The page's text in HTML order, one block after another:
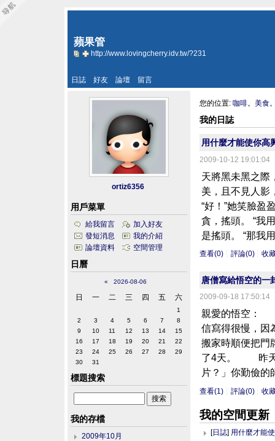
蘋果管
http://www.lovingcherry.idv.tw/?231
日誌 好友 論壇 留言
您的位置:咖啡。美食
我的日誌
用什麼才能使你高
2009-10-12 19:01:04
天將黑未黑之際
美，且不見人影
“好！”她笑臉盈
貪，搖頭。 “我
是搖頭。 “那我
查看(0) 評論(0) 收
唐僧寫給悟空的一
2009-09-18 17:50:14
親愛的悟空：
信寫得很慢，因
搬家時順便把門
了4天。 昨天
片？」你勤儉的
查看(1) 評論(0) 收
我的空間更新
[日誌] 用什麼才能
ortiz6356
用戶菜單
給我留言
加入好友
發短消息
我的介紹
論壇資料
空間管理
日曆
« 2026-08-06
日 一 二 三 四 五 六
1
2
3 4 5 6 7
8
9
10 11 12 13 14
15
16
17 18 19 20 21
22
23
24 25 26 27 28
29
30
31
標題搜索
我的存檔
2009年10月